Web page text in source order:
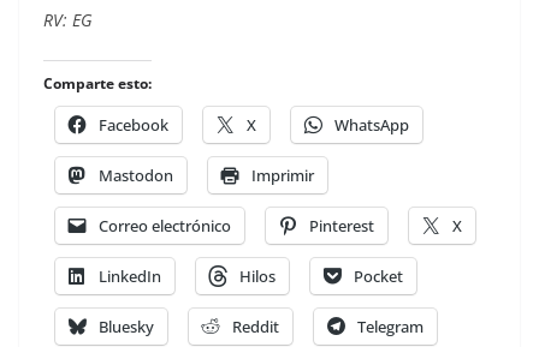
RV: EG
Comparte esto:
Facebook X WhatsApp
Mastodon Imprimir
Correo electrónico Pinterest X
LinkedIn Hilos Pocket
Bluesky Reddit Telegram